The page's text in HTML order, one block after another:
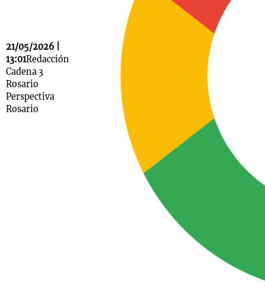
21/05/2026 |
13:01Redacción
Cadena 3
Rosario
Perspectiva
Rosario